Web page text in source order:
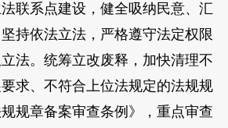
联系点建设，健全吸纳民意、汇
持依法立法，严格遵守法定权限
法。统筹立改废释，加快清理不
求、不符合上位法规定的法规规
规章备案审查条例》，重点审查